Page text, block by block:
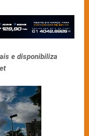
e disponibiliza